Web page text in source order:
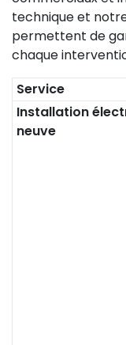
technique et
permettent de
chaque
Service
Installation
neuve